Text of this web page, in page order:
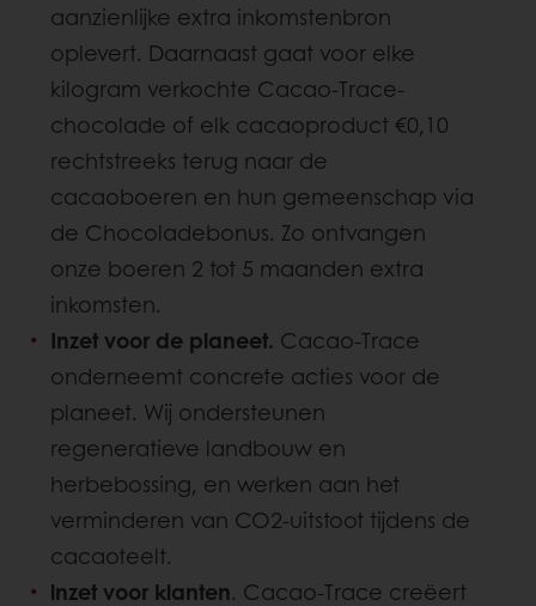
aanzienlijke extra inkomstenbron
oplevert. Daarnaast gaat voor elke
kilogram verkochte Cacao-Trace-
chocolade of elk cacaoproduct €0,10
rechtstreeks terug naar de
cacaoboeren en hun gemeenschap via
de Chocoladebonus. Zo ontvangen
onze boeren 2 tot 5 maanden extra
inkomsten.
Inzet voor de planeet. Cacao-Trace
onderneemt concrete acties voor de
planeet. Wij ondersteunen
regeneratieve landbouw en
herbebossing, en werken aan het
verminderen van CO2-uitstoot tijdens de
cacaoteelt.
lnzet voor klanten. Cacao-Trace creëert